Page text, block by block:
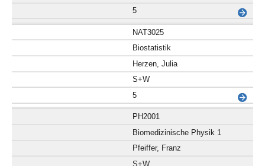
5
NAT3025
Biostatistik
Herzen, Julia
S+W
5
PH2001
Biomedizinische Physik 1
Pfeiffer, Franz
S+W